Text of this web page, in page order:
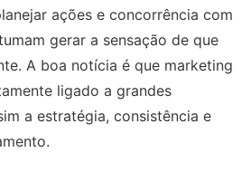
ações e concorrência com
gerar a sensação de que
A boa notícia é que marketing
ligado a grandes
a estratégia, consistência e